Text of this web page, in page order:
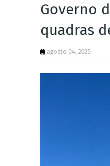
Governo
quadras
agosto 04, 2025